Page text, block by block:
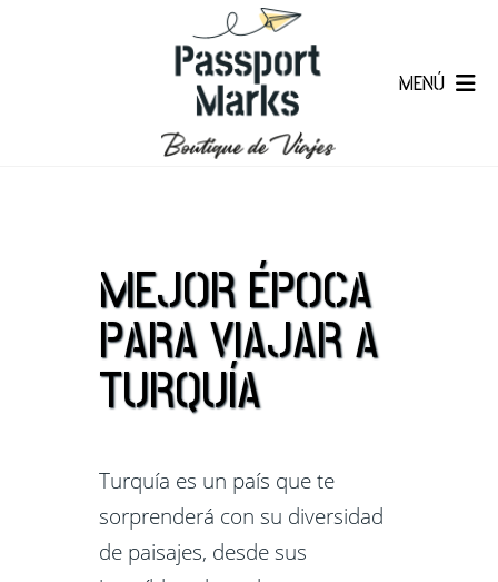
MENÚ
MEJOR ÉPOCA
PARA VIAJAR A
TURQUÍA
Turquía es un país que te
sorprenderá con su diversidad
de paisajes, desde sus